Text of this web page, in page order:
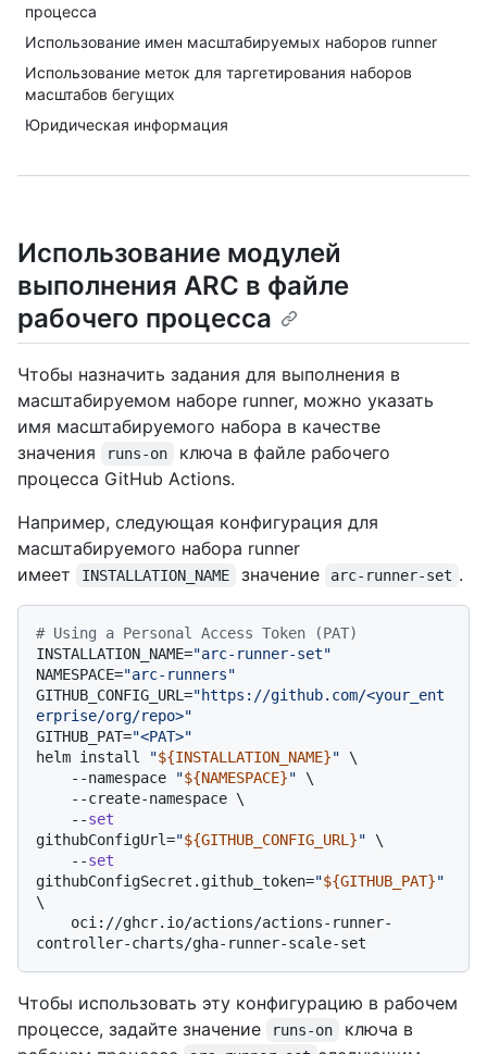
процесса
Использование имен масштабируемых наборов runner
Использование меток для таргетирования наборов
масштабов бегущих
Юридическая информация
Использование модулей
выполнения ARC в файле
рабочего процесса
Чтобы назначить задания для выполнения в
масштабируемом наборе runner, можно указать
имя масштабируемого набора в качестве
значения
runs-on
ключа в файле рабочего
процесса GitHub Actions.
Например, следующая конфигурация для
масштабируемого набора runner
имеет
INSTALLATION_NAME значение arc-runner-set .
# Using a Personal Access Token (PAT)
INSTALLATION_NAME="arc-runner-set"
NAMESPACE="arc-runners"
GITHUB_CONFIG_URL="https://github.com/<your_ent
erprise/org/repo>"
GITHUB_PAT="<PAT>"
helm install
"${INSTALLATION_NAME}" \
    --namespace
"${NAMESPACE}" \
    --
set
githubConfigUrl="${GITHUB_CONFIG_URL}" \
    --
set
githubConfigSecret.github_token="${GITHUB_PAT}"
\
Чтобы использовать эту конфигурацию в рабочем
процессе, задайте значение
runs-on
ключа в